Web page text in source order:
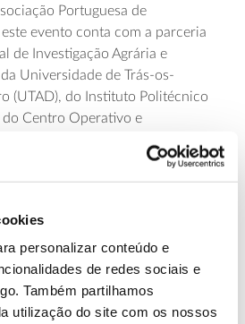
personalizar conteúdo e
de redes sociais e
Também partilhamos
utilização do site com os nossos
Portuguesa de
evento conta com a parceria
de Investigação Agrária e
Universidade de Trás-os-
(UTAD), do Instituto Politécnico
do Centro Operativo e
de Olivicultura tem o objetivo de
recentes e o avanço do
e cooperação entre
fileira. A inscrição pode ser
com preços a partir dos 100